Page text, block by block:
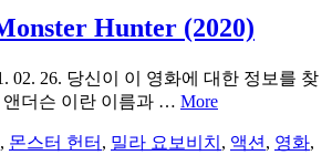
Hunter (2020)
02. 26. 당신이 이 영화에 대한 정보를 찾
앤더슨 이란 이름과 … More
, 몬스터 헌터 , 밀라 요보비치 , 액션 , 영화,